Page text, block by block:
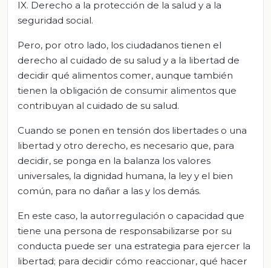
IX. Derecho a la protección de la salud y a la
seguridad social.
Pero, por otro lado, los ciudadanos tienen el
derecho al cuidado de su salud y a la libertad de
decidir qué alimentos comer, aunque también
tienen la obligación de consumir alimentos que
contribuyan al cuidado de su salud.
Cuando se ponen en tensión dos libertades o una
libertad y otro derecho, es necesario que, para
decidir, se ponga en la balanza los valores
universales, la dignidad humana, la ley y el bien
común, para no dañar a las y los demás.
En este caso, la autorregulación o capacidad que
tiene una persona de responsabilizarse por su
conducta puede ser una estrategia para ejercer la
libertad; para decidir cómo reaccionar, qué hacer